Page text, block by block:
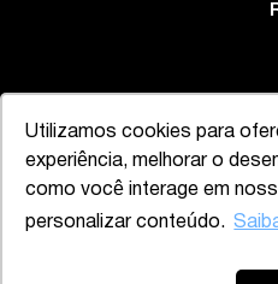
Utilizamos cookies para
experiência, melhorar o
como você interage em
personalizar conteúdo.